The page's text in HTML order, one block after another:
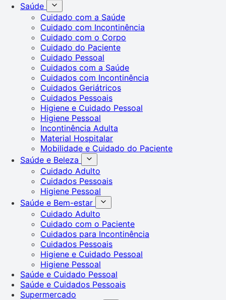
Saúde
Cuidado com a Saúde
Cuidado com Incontinência
Cuidado com o Corpo
Cuidado do Paciente
Cuidado Pessoal
Cuidados com a Saúde
Cuidados com Incontinência
Cuidados Geriátricos
Cuidados Pessoais
Higiene e Cuidado Pessoal
Higiene Pessoal
Incontinência Adulta
Material Hospitalar
Mobilidade e Cuidado do Paciente
Saúde e Beleza
Cuidado Adulto
Cuidados Pessoais
Higiene Pessoal
Saúde e Bem-estar
Cuidado Adulto
Cuidado com o Paciente
Cuidados para Incontinência
Cuidados Pessoais
Higiene e Cuidado Pessoal
Higiene Pessoal
Saúde e Cuidado Pessoal
Saúde e Cuidados Pessoais
Supermercado